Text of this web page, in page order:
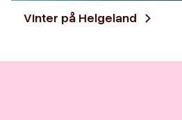
Vinter på Helgeland